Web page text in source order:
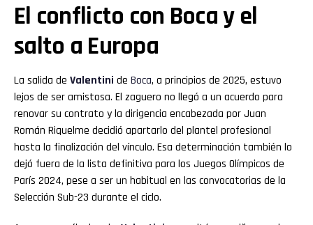
El conflicto con Boca y el
salto a Europa
La salida de Valentini de Boca, a principios de 2025, estuvo
lejos de ser amistosa. El zaguero no llegó a un acuerdo para
renovar su contrato y la dirigencia encabezada por Juan
Román Riquelme decidió apartarlo del plantel profesional
hasta la finalización del vínculo. Esa determinación también lo
dejó fuera de la lista definitiva para los Juegos Olímpicos de
París 2024, pese a ser un habitual en las convocatorias de la
Selección Sub-23 durante el ciclo.